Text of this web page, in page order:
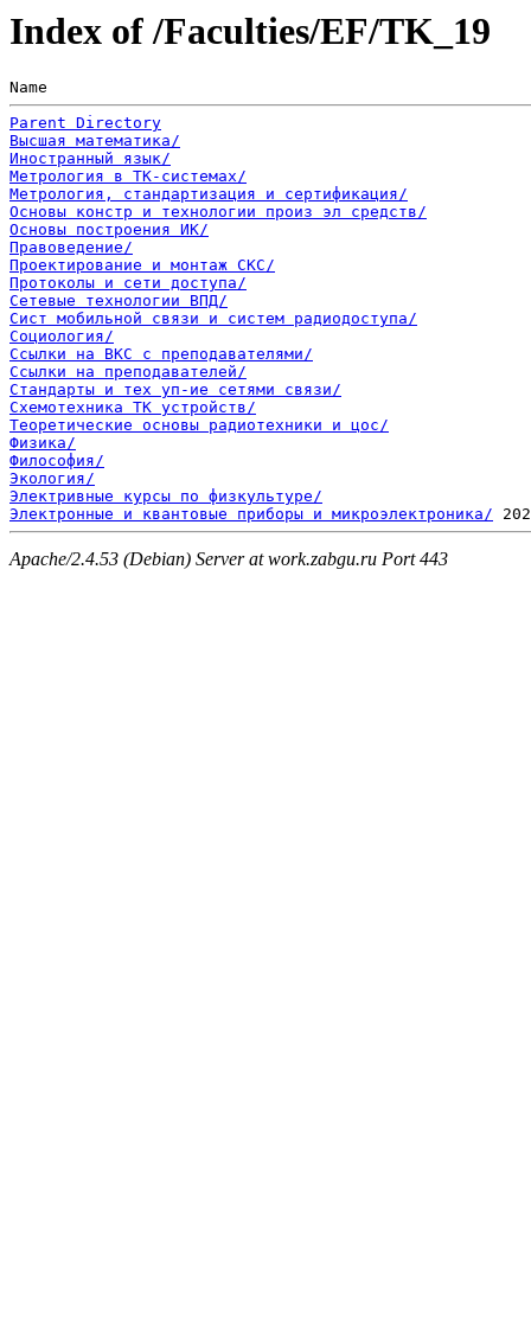
Index of /Faculties/EF/TK_19
Name
Parent Directory
Высшая математика/
Иностранный язык/
Метрология в ТК-системах/
Метрология, стандартизация и сертификация/
Основы констр и технологии произ эл средств/
Основы построения ИК/
Правоведение/
Проектирование и монтаж СКС/
Протоколы и сети доступа/
Сетевые технологии ВПД/
Сист мобильной связи и систем радиодоступа/
Социология/
Ссылки на ВКС с преподавателями/
Ссылки на преподавателей/
Стандарты и тех уп-ие сетями связи/
Схемотехника ТК устройств/
Теоретические основы радиотехники и цос/
Физика/
Философия/
Экология/
Электривные курсы по физкультуре/
Электронные и квантовые приборы и микроэлектроника/
Apache/2.4.53 (Debian) Server at work.zabgu.ru Port 443